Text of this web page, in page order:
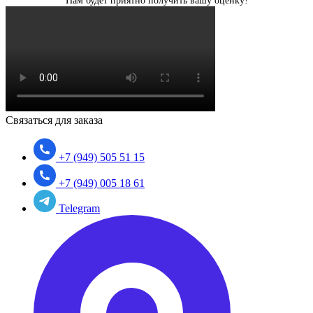
Связаться для заказа
+7 (949) 505 51 15
+7 (949) 005 18 61
Telegram